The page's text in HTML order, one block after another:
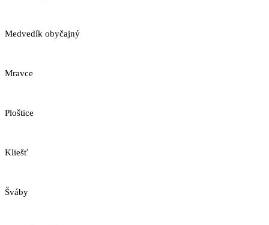
Medvedík obyčajný
Mravce
Ploštice
Kliešť
Šváby